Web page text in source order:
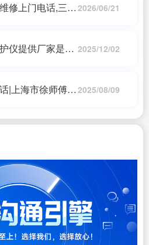
修上门电话,三菱 2026/06/21
仪提供厂家是哪 2025/12/02
|上海市徐师傅家
门维修服务
2025/08/09